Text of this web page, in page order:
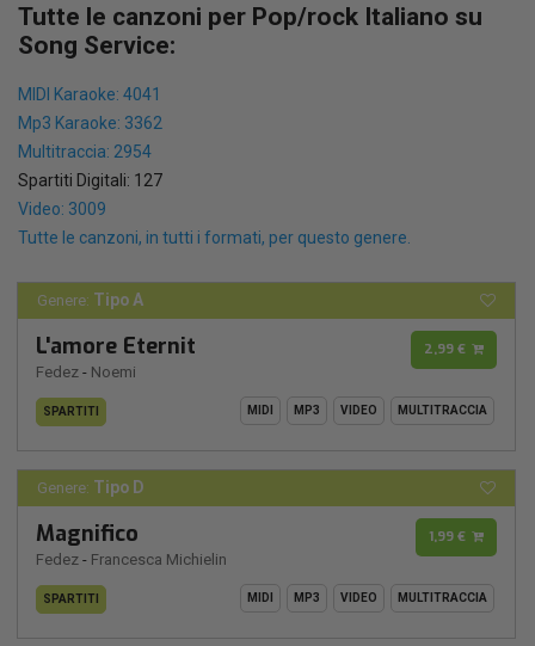
Tutte le canzoni per Pop/rock Italiano su
Song Service:
MIDI Karaoke: 4041
Mp3 Karaoke: 3362
Multitraccia: 2954
Spartiti Digitali: 127
Video: 3009
Tutte le canzoni, in tutti i formati, per questo genere.
Genere: Tipo A
L'amore Eternit
Fedez - Noemi
2,99 €
SPARTITI MIDI MP3 VIDEO MULTITRACCIA
Genere: Tipo D
Magnifico
Fedez - Francesca Michielin
1,99 €
SPARTITI MIDI MP3 VIDEO MULTITRACCIA